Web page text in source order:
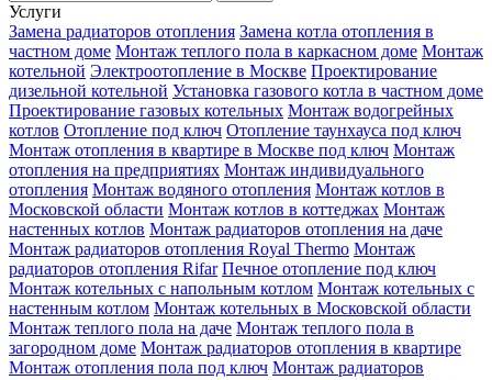
Услуги
Замена радиаторов отопления Замена котла отопления в
частном доме Монтаж теплого пола в каркасном доме Монтаж
котельной Электроотопление в Москве Проектирование
дизельной котельной Установка газового котла в частном доме
Проектирование газовых котельных Монтаж водогрейных
котлов Отопление под ключ Отопление таунхауса под ключ
Монтаж отопления в квартире в Москве под ключ Монтаж
отопления на предприятиях Монтаж индивидуального
отопления Монтаж водяного отопления Монтаж котлов в
Московской области Монтаж котлов в коттеджах Монтаж
настенных котлов Монтаж радиаторов отопления на даче
Монтаж радиаторов отопления Royal Thermo Монтаж
радиаторов отопления Rifar Печное отопление под ключ
Монтаж котельных с напольным котлом Монтаж котельных с
настенным котлом Монтаж котельных в Московской области
Монтаж теплого пола на даче Монтаж теплого пола в
загородном доме Монтаж радиаторов отопления в квартире
Монтаж отопления пола под ключ Монтаж радиаторов